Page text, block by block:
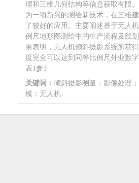
理和三维几何结构等信息获取有限
为一项新兴的测绘新技术，在三维
了较好的应用。主要阐述基于无人
例尺地形图测绘中的生产流程及线
果表明，无人机倾斜摄影系统所获
度完全可以达到同等比例尺外业数
表1参3
关键词： 倾斜摄影测量；影像处理
模；无人机